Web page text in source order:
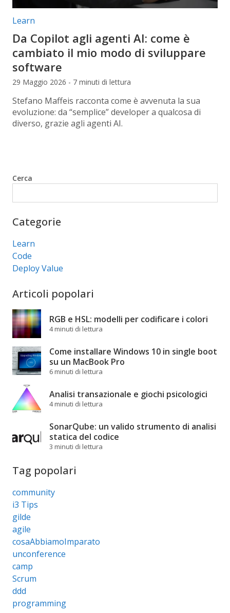
Categorie articolo:
Learn
Da Copilot agli agenti AI: come è
cambiato il mio modo di sviluppare
software
29 Maggio 2026 - 7 minuti di lettura
Stefano Maffeis racconta come è avvenuta la sua
evoluzione: da “semplice” developer a qualcosa di
diverso, grazie agli agenti AI.
Cerca
Categorie
Learn
Code
Deploy Value
Articoli popolari
RGB e HSL: modelli per codificare i colori
4 minuti di lettura
Come installare Windows 10 in single boot
su un MacBook Pro
6 minuti di lettura
Analisi transazionale e giochi psicologici
4 minuti di lettura
SonarQube: un valido strumento di analisi
statica del codice
3 minuti di lettura
Tag popolari
community
i3 Tips
gilde
agile
cosaAbbiamoImparato
unconference
camp
Scrum
ddd
programming